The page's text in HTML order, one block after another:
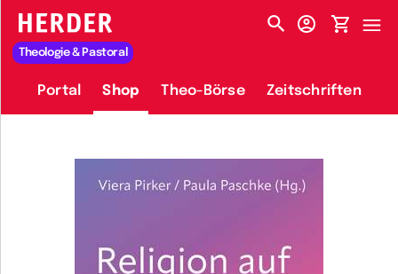
HERDER-MENÜ
Theologie & Pastoral
Portal Shop Theo-Börse Zeitschriften